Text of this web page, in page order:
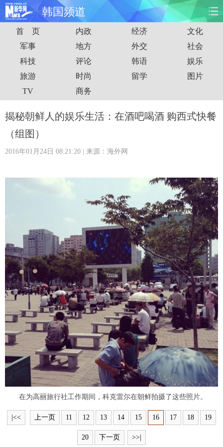
韩国频道
首页 时政 国际 财经
娱乐 体育 人事 教育
时尚 思客
港澳 台湾 华人 汽车
科技
数据
军事 无人机
富媒体 摄影 新华广播
新华电视中文 新华电视英文 返回PC
首 页 内政 经济
文化
军事
地方 外交
社会
科技
评论 韩语
娱乐
旅游
时尚 留学
图片
TV
商务
揭秘朝鲜人的娱乐生活：在酒吧喝酒 购西式快餐
（组图）
2016年01月24日 08:21:20 | 来源：海外网
在为高丽旅行社工作期间，科克雷尔在朝鲜拍摄了这些照片。
|<< 上一页 11 12 13 14 15 16 17 18 19
20 下一页 >>|